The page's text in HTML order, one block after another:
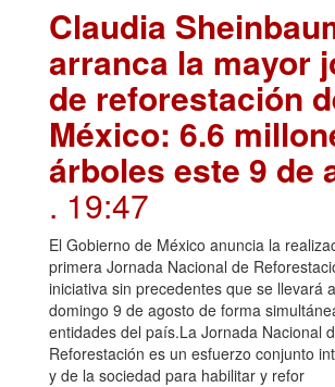
Claudia
arranca la mayor
de reforestación
México: 6.6
árboles este 9 de
. 19:47
El Gobierno de México anuncia la
primera Jornada Nacional de
iniciativa sin precedentes que se llevará
domingo 9 de agosto de forma
entidades del país.La Jornada Nacional
Reforestación es un esfuerzo conjunto
y de la sociedad para habilitar y refor